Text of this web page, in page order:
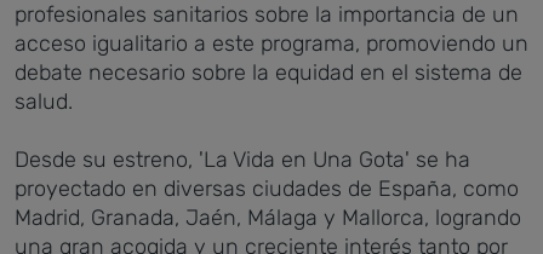
profesionales sanitarios sobre la importancia de un
acceso igualitario a este programa, promoviendo un
debate necesario sobre la equidad en el sistema de
salud.
Desde su estreno, 'La Vida en Una Gota' se ha
proyectado en diversas ciudades de España, como
Madrid, Granada, Jaén, Málaga y Mallorca, logrando
una gran acogida y un creciente interés tanto por